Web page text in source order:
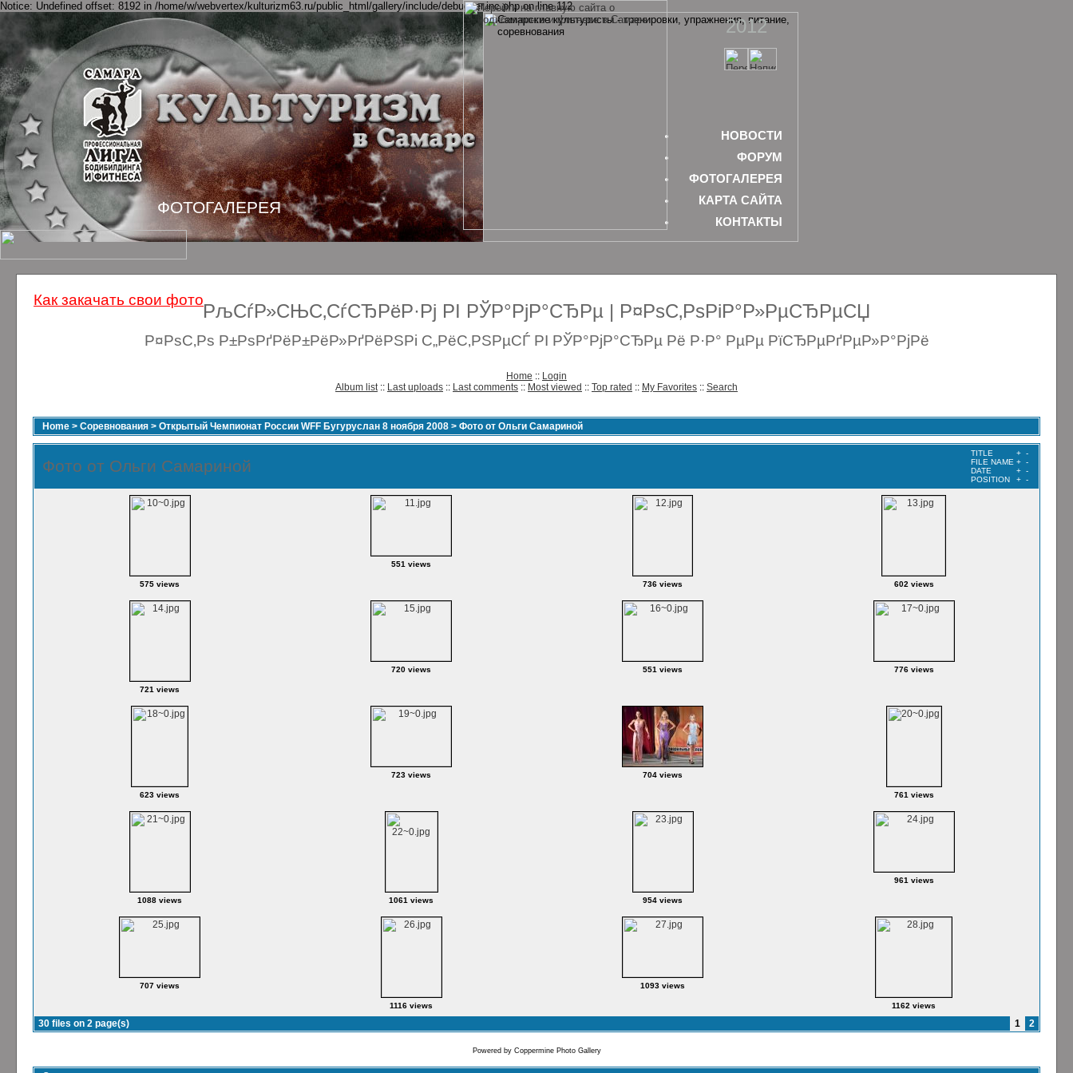
Notice: Undefined offset: 8192 in /home/w/webvertex/kulturizm63.ru/public_html/gallery/include/debugger.inc.php on line 112
РљСѓР»СЊС‚СѓСЂРёР·Рј РІ РЎР°РјР°СЂРµ | Р¤РѕС‚РѕРіР°Р»РµСЂРµСЏ
Р¤РѕС‚Рѕ Р±РѕРґРёР±РёР»РґРёРЅРі С„РёС‚РЅРµСЃ РІ РЎР°РјР°СЂРµ Рё Р·Р° РµРµ РїСЂРµРґРµР»Р°РјРё
Home :: Login
Album list:: Last uploads :: Last comments :: Most viewed :: Top rated :: My Favorites :: Search
Home > Соревнования > Открытый Чемпионат России WFF Бугуруслан 8 ноября 2008 > Фото от Ольги Самариной
Фото от Ольги Самариной
TITLE + -
FILE NAME + -
DATE
+ -
POSITION
+ -
575 views
551 views
736 views 602 views
721 views
720 views 551 views 776 views
623 views
723 views 704 views
761 views
1088 views 1061 views 954 views
961 views
707 views
1116 views
1093 views
1162 views
30 files on 2 page(s) 1 2
Powered by Coppermine Photo Gallery
2012
НОВОСТИ
ФОРУМ
ФОТОГАЛЕРЕЯ
КАРТА САЙТА
КОНТАКТЫ
ФОТОГАЛЕРЕЯ
Как закачать свои фото